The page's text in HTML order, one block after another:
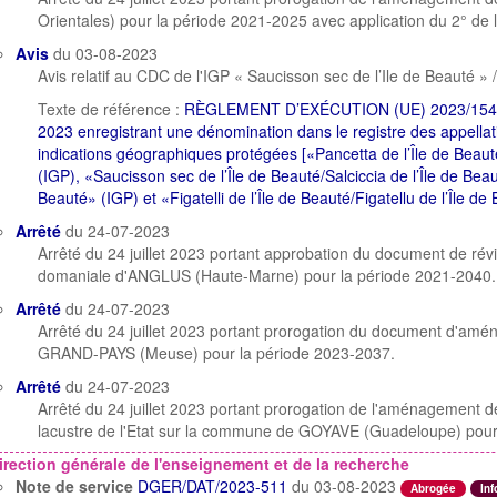
Orientales) pour la période 2021-2025 avec application du 2°
Avis du 03-08-2023
Avis relatif au CDC de l'IGP « Saucisson sec de l’Ile de Beauté »
Texte de référence : RÈGLEMENT D’EXÉCUTION (UE) 2023/
2023 enregistrant une dénomination dans le registre des
indications géographiques protégées [«Pancetta de l’Île de
(IGP), «Saucisson sec de l’Île de Beauté/Salciccia de l’Île de
Beauté» (IGP) et «Figatelli de l’Île de Beauté/Figatellu de l’Île de
Arrêté du 24-07-2023
Arrêté du 24 juillet 2023 portant approbation du document de
domaniale d'ANGLUS (Haute-Marne) pour la période 2021-2040.
Arrêté du 24-07-2023
Arrêté du 24 juillet 2023 portant prorogation du document
GRAND-PAYS (Meuse) pour la période 2023-2037.
Arrêté du 24-07-2023
Arrêté du 24 juillet 2023 portant prorogation de l'aménagement
lacustre de l'Etat sur la commune de GOYAVE (Guadeloupe)
générale de l'enseignement et de la recherche
Note de service DGER/DAT/2023-511 du 03-08-2023 Abrogée